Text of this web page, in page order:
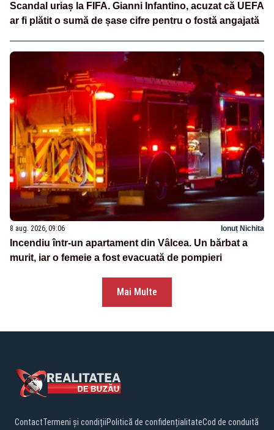
Scandal uriaș la FIFA. Gianni Infantino, acuzat că UEFA
ar fi plătit o sumă de șase cifre pentru o fostă angajată
8 aug. 2026, 09:06 Ionuț Nichita
Incendiu într-un apartament din Vâlcea. Un bărbat a
murit, iar o femeie a fost evacuată de pompieri
Mai Multe
ContactTermeni și condițiiPolitică de confidențialitateCod de conduită